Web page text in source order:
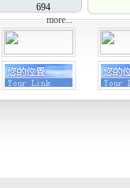
694
more...